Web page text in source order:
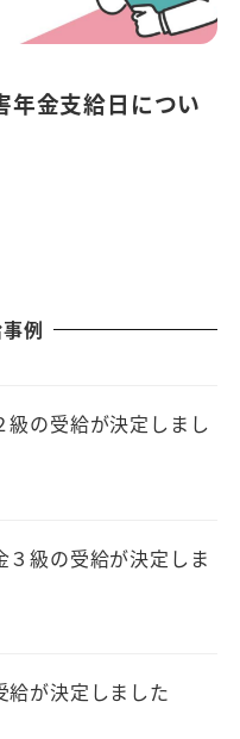
年金支給日につい
例
の受給が決定しまし
級の受給が決定しま
給が決定しました